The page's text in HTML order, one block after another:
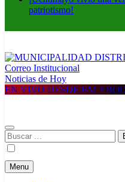
patriotismo!
MUNICIPALIDAD
Construyendo una nueva
Correo Institucional
Noticias de Hoy
EN VIVO DESDE
Buscar:
Menu